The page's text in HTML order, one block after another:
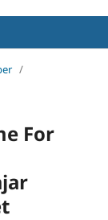
/
For